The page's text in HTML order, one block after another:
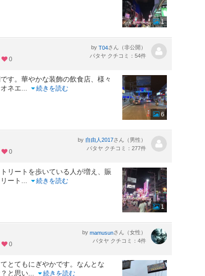
1
0
by T04さん（非公開）
パタヤ クチコミ：54件
す。華やかな装飾の飲食店、様々
ネエ
続きを読む
6
0
by 自由人2017さん（男性）
パタヤ クチコミ：277件
リートを歩いている人が増え、賑
ート
続きを読む
1
0
by mamusunさん（女性）
パタヤ クチコミ：4件
とてもにぎやかです。なんとな
と思い
続きを読む